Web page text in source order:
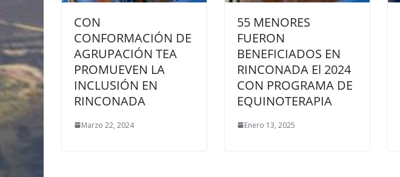
CON
CONFORMACIÓN DE
AGRUPACIÓN TEA
PROMUEVEN LA
INCLUSIÓN EN
RINCONADA
Marzo 22, 2024
55 MENORES
FUERON
BENEFICIADOS EN
RINCONADA El 2024
CON PROGRAMA DE
EQUINOTERAPIA
Enero 13, 2025